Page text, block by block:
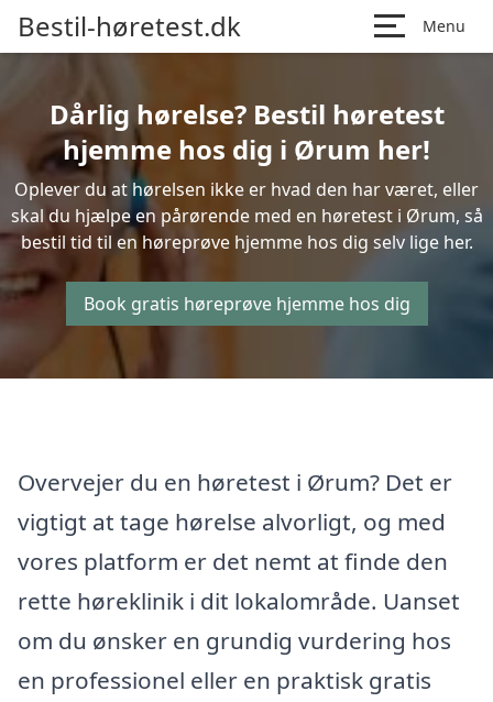
Bestil-høretest.dk Menu
Dårlig hørelse? Bestil høretest
hjemme hos dig i Ørum her!
Oplever du at hørelsen ikke er hvad den har været, eller
skal du hjælpe en pårørende med en høretest i Ørum, så
bestil tid til en høreprøve hjemme hos dig selv lige her.
Book gratis høreprøve hjemme hos dig
Overvejer du en høretest i Ørum? Det er
vigtigt at tage hørelse alvorligt, og med
vores platform er det nemt at finde den
rette høreklinik i dit lokalområde. Uanset
om du ønsker en grundig vurdering hos
en professionel eller en praktisk gratis